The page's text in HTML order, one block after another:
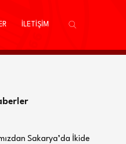
İLETİŞİM
Sakarya’da İkide